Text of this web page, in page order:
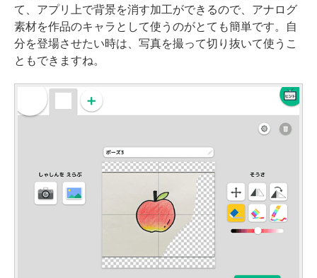
て、アプリ上で背景を消す加工ができるので、アナログ
素材を作品のキャラとして使うのがとても簡単です。自
分を登場させたい時は、写真を撮って切り抜いて使うこ
ともできますね。